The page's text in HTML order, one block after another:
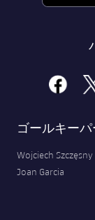
facebookx
ゴールキーパ
Wojciech Szczęsny
Joan Garcia